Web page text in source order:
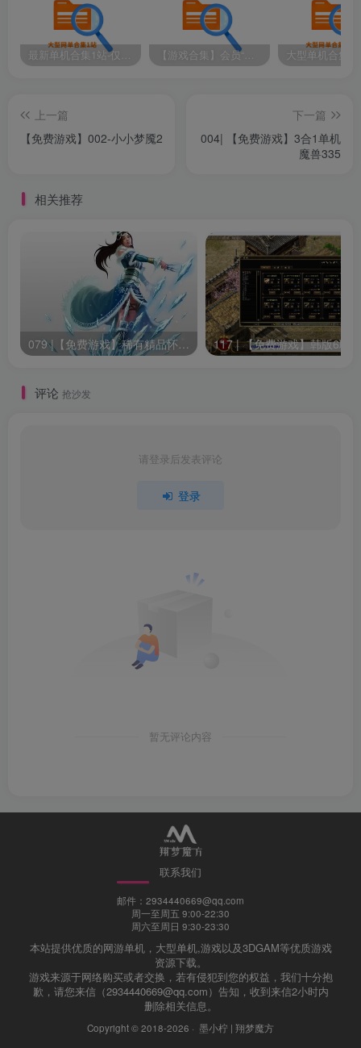
1.往下滚动到【免费可享】。
2.下载完成后，右键.rar文件并点击解压到当前文件夹
(你需要使用360压缩、WinRAR或7-zip)。
3.双击进入解压好的文件夹，找到XXX.exe文件并运行
(如果有Readme_cn.txt文件，打开看看)。
文件夹,安装里面的程序；若没有，网站顶部菜单里面找到运
免费可享
下载链接如下
所有人都可免费下载
百度网盘链接
改，与本店（站）无关！
最新单机合集1站-仅本站用户可下载（直链满速下载） 【游戏合集】会员“知己”分享 1T网游单机大合集 某宝购买收集 带架设教程视频(部分免虚拟机一键端 )
上一篇
【免费游戏】002-小小梦魇2
下一篇
004| 【免费游戏】3合1单机
魔兽335
相关推荐
079 |【免费游戏】稀有精品怀旧【大唐豪侠】免虚拟机+GM设置充值修改教程等内容
评论 抢沙发
请登录后发表评论
登录
暂无评论内容
联系我们
邮件：2934440669@qq.com
周一至周五 9:00-22:30
周六至周日 9:30-23:30
本站提供优质的网游单机，大型单机,游戏以及3DGAM等优质游戏
资源下载。
游戏来源于网络购买或者交换，若有侵犯到您的权益，我们十分抱
歉，请您来信（2934440669@qq.com）告知，收到来信2小时内
删除相关信息。
Copyright © 2018-2026 · 墨小柠 | 翔梦魔方